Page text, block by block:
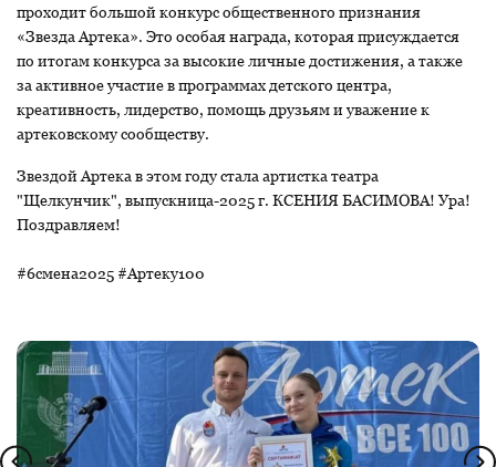
проходит большой конкурс общественного признания
«Звезда Артека». Это особая награда, которая присуждается
по итогам конкурса за высокие личные достижения, а также
за активное участие в программах детского центра,
креативность, лидерство, помощь друзьям и уважение к
артековскому сообществу.
Звездой Артека в этом году стала артистка театра
"Щелкунчик", выпускница-2025 г. КСЕНИЯ БАСИМОВА! Ура!
Поздравляем!
#6смена2025 #Артеку100